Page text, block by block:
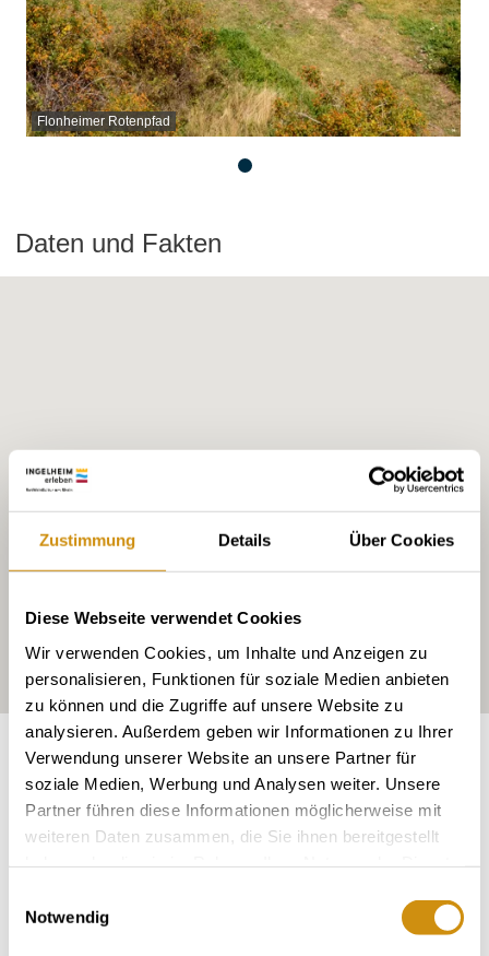
Zustimmung Details Über Cookies
Diese Webseite verwendet Cookies
Wir verwenden Cookies, um Inhalte und Anzeigen zu
personalisieren, Funktionen für soziale Medien anbieten
zu können und die Zugriffe auf unsere Website zu
analysieren. Außerdem geben wir Informationen zu Ihrer
Verwendung unserer Website an unsere Partner für
soziale Medien, Werbung und Analysen weiter. Unsere
Partner führen diese Informationen möglicherweise mit
weiteren Daten zusammen, die Sie ihnen bereitgestellt
Notwendig
Flonheimer Rotenpfad
Daten und Fakten
Exposition:Süd bis Südost